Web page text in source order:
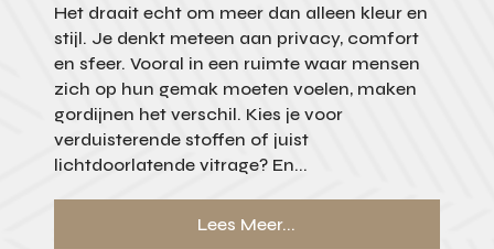
Het draait echt om meer dan alleen kleur en
stijl. Je denkt meteen aan privacy, comfort
en sfeer. Vooral in een ruimte waar mensen
zich op hun gemak moeten voelen, maken
gordijnen het verschil. Kies je voor
verduisterende stoffen of juist
lichtdoorlatende vitrage? En...
Lees Meer...